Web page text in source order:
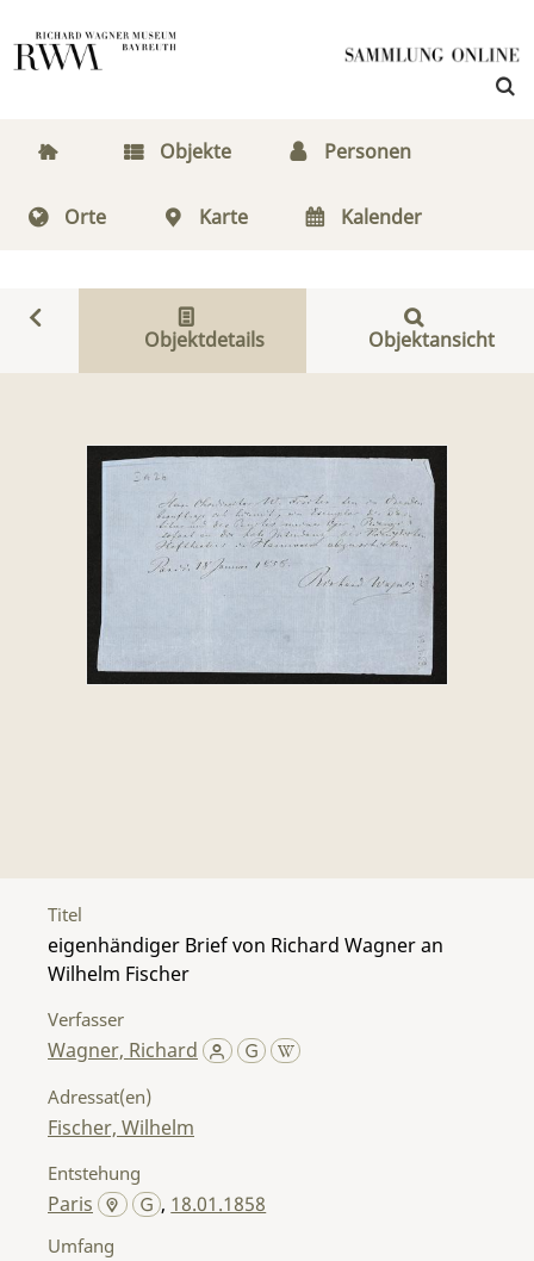
Objekte Personen
Orte Karte Kalender
Objektdetails Objektansicht
Titel
eigenhändiger Brief von Richard Wagner an
Wilhelm Fischer
Verfasser
Wagner, Richard
Adressat(en)
Fischer, Wilhelm
Entstehung
Paris , 18.01.1858
Umfang